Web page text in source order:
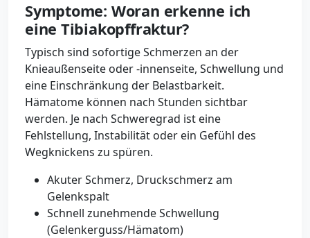
Symptome: Woran erkenne ich
eine Tibiakopffraktur?
Typisch sind sofortige Schmerzen an der
Knieaußenseite oder -innenseite, Schwellung und
eine Einschränkung der Belastbarkeit.
Hämatome können nach Stunden sichtbar
werden. Je nach Schweregrad ist eine
Fehlstellung, Instabilität oder ein Gefühl des
Wegknickens zu spüren.
Akuter Schmerz, Druckschmerz am
Gelenkspalt
Schnell zunehmende Schwellung
(Gelenkerguss/Hämatom)